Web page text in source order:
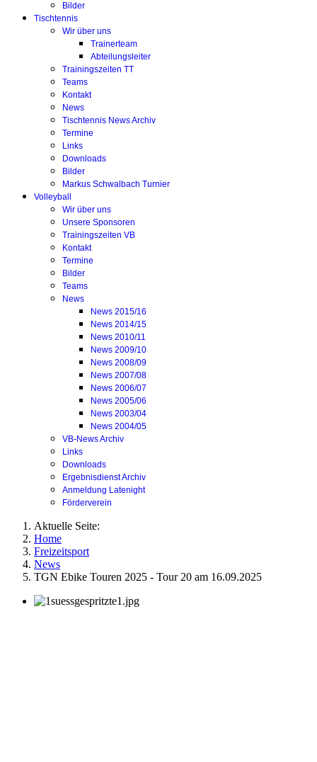
Bilder
Tischtennis
Wir über uns
Trainerteam
Abteilungsleiter
Trainingszeiten TT
Teams
Kontakt
News
Tischtennis News Archiv
Termine
Links
Downloads
Bilder
Markus Schwalbach Turnier
Volleyball
Wir über uns
Unsere Sponsoren
Trainingszeiten VB
Kontakt
Termine
Bilder
Teams
News
News 2015/16
News 2014/15
News 2010/11
News 2009/10
News 2008/09
News 2007/08
News 2006/07
News 2005/06
News 2003/04
News 2004/05
VB-News Archiv
Links
Downloads
Ergebnisdienst Archiv
Anmeldung Latenight
Förderverein
Aktuelle Seite:
Home
Freizeitsport
News
TGN Ebike Touren 2025 - Tour 20 am 16.09.2025